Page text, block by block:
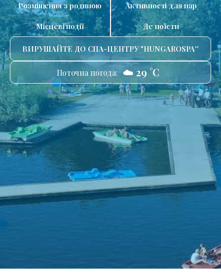
Розміщення з родиною Активності для пар
Місцеві події Де поїсти
ВИРУШАЙТЕ ДО СПА-ЦЕНТРУ "HUNGAROSPA''
Поточна погода: ☁️ 29 °C